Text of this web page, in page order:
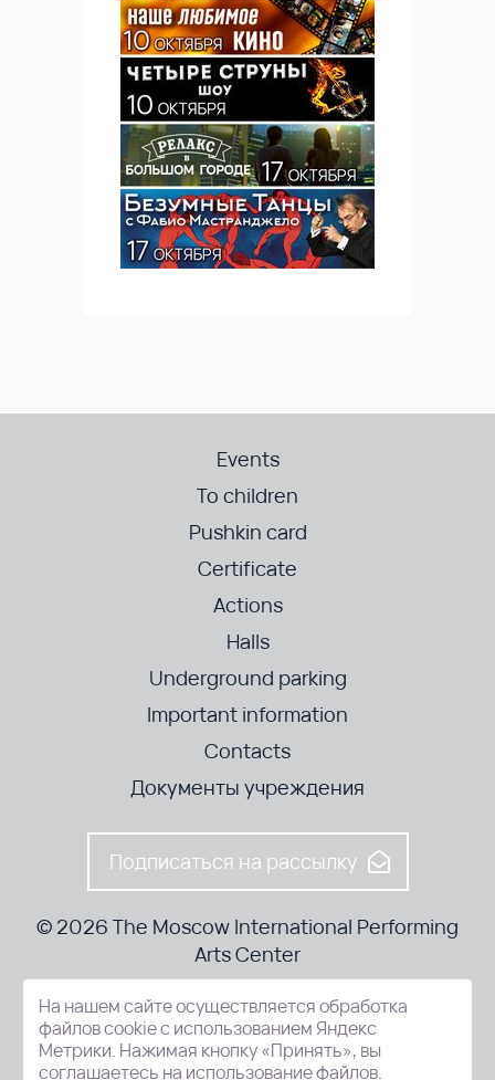
Events
To children
Pushkin card
Certificate
Actions
Halls
Underground parking
Important information
Contacts
Документы учреждения
Подписаться на рассылку
© 2026 The Moscow International Performing
Arts Center
52-8, Kosmodamianskaya nab., Moscow, 115054, Russia
На нашем сайте осуществляется обработка
файлов cookie с использованием Яндекс
Метрики. Нажимая кнопку «Принять», вы
соглашаетесь на использование файлов.